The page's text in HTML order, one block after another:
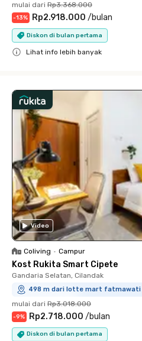
mulai dari Rp3.368.000
-13% Rp2.918.000 /bulan
Diskon di bulan pertama
Lihat info lebih banyak
Video
Coliving • Campur
Kost Rukita Smart Cipete
Gandaria Selatan, Cilandak
498 m dari lotte mart fatmawati
mulai dari Rp3.018.000
-9% Rp2.718.000 /bulan
Diskon di bulan pertama